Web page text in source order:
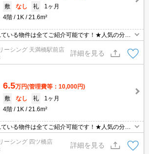
敷
なし 礼
1ヶ月
4階
1K 21.6m²
いる物件は全てご紹介可能です！★人気の分譲
ターネット無料★初期費用クレジット決済可能
店、新大阪駅前店、梅田店、江坂店、四ツ橋店
応可能です★女性スタッフ・ベテランスタッフ
真撮影/動画撮影/WEB契約等来店不要でご契約
ーシング 天満橋駅前店
詳細を見る
6.5万円(管理費等：10,000円)
敷
なし 礼
1ヶ月
4階
1K 21.6m²
いる物件は全てご紹介可能です！★人気の分譲
ターネット無料★初期費用クレジット決済可能
店、新大阪駅前店、梅田店、江坂店、四ツ橋店
応可能です★女性スタッフ・ベテランスタッフ
ーシング 四ツ橋店
詳細を見る